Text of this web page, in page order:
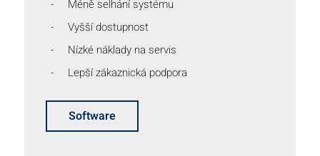
Méně selhání systému
Vyšší dostupnost
Nízké náklady na servis
Lepší zákaznická podpora
Software